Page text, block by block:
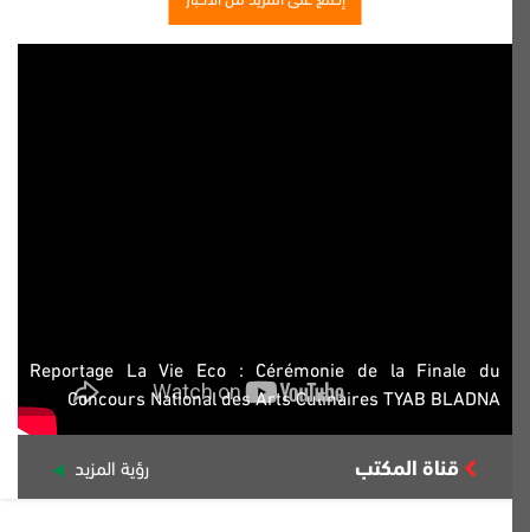
Reportage La Vie Eco : Cérémonie de la Finale du
Concours National des Arts Culinaires TYAB BLADNA
قناة المكتب رؤية المزيد